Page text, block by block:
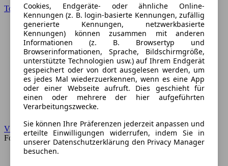
Toyota
VW
Forum
Cookies, Endgeräte- oder ähnliche Online-
Kennungen (z. B. login-basierte Kennungen, zufällig
generierte Kennungen, netzwerkbasierte
Kennungen) können zusammen mit anderen
Informationen (z. B. Browsertyp und
Browserinformationen, Sprache, Bildschirmgröße,
unterstützte Technologien usw.) auf Ihrem Endgerät
gespeichert oder von dort ausgelesen werden, um
es jedes Mal wiederzuerkennen, wenn es eine App
oder einer Webseite aufruft. Dies geschieht für
einen oder mehrere der hier aufgeführten
Verarbeitungszwecke.
Sie können Ihre Präferenzen jederzeit anpassen und
erteilte Einwilligungen widerrufen, indem Sie in
unserer Datenschutzerklärung den Privacy Manager
besuchen.